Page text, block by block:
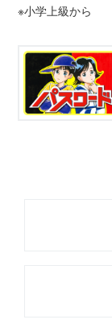
※小学上級から